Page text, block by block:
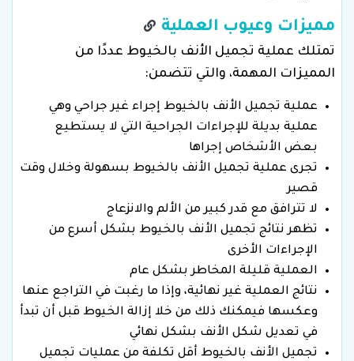
مميزات وعيوب العملية
تمتلك عملية تجميل الأنف بالخيوط عددًا من
المميزات المهمة، والتي تتضمن:
عملية تجميل الأنف بالخيوط إجراء غير جراحي وهي
عملية بديلة للإجراءات الجراحية التي لا يستطيع
بعض الأشخاص إجراها
تجرى عملية تجميل الأنف بالخيوط بسهولة وخلال وقت
قصير
لا تترافق مع قدر كبير من الألم والانزعاج
تظهر نتائج تجميل الأنف بالخيوط بشكل أسرع من
الإجراءات الأخرى
العملية قليلة المخاطر بشكل عام
نتائج العملية غير نهائية، وإذا ما رغبت في التراجع عنها
وعكسها فيمكنك ذلك من خلا إزالة الخيوط قبل أن تبدأ
في تعديل شكل الأنف بشكل نهائي
تجميل الأنف بالخيوط أقل تكلفة من عمليات تجميل